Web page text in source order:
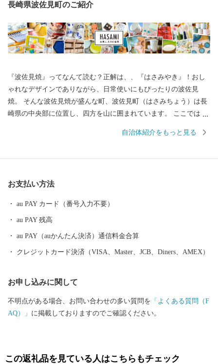
長崎県波佐見町のご紹介
『波佐見焼』ってなんて読む？正解は、、『はさみやき』！おし
ゃれなデザインでありながら、日常使いにもぴったりの波佐見
焼。 そんな波佐見焼が盛んな町、波佐見町（はさみちょう）は長
崎県の中央部に位置し、四方を山に囲まれています。 ここでは、
な自然のなかで、お米やお茶、アスパラガスなどの農畜産業が行
こで焼かれた「くらわんか碗」が全国に出荷され、当時貴重品で
彩るおしゃれで機能的な日用和食器の一大産地として、全国的に
も高いシェアを誇っています。（すでに皆さまの食卓にも、波佐
見で作られたやきものがあるかも！？）窯元、棚田、温泉など、
自治体紹介をもっと見る
お支払い方法
au PAY カード（番号入力不要）
au PAY 残高
au PAY（auかんたん決済）通信料金合算
クレジットカード決済（VISA、Master、JCB、Diners、AMEX）
お申し込みに関して
不明点がある場合、お問い合わせの多い質問を 「よくある質問（F
AQ）」 に掲載しておりますのでご確認ください。
この返礼品を見ている人はこちらもチェック